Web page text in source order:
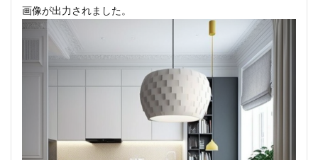
画像が出力されました。